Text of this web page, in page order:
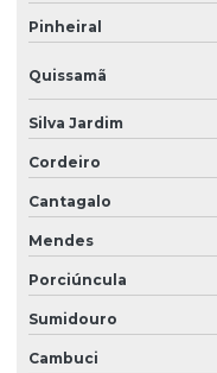
Fornecedores de biscoitos
Fornecedores de
Fornecedores de
Mercado online
Papel toalha interfolha
Papel toalha
Produtos de limpeza
Supermercado online
Pinheiral
Quissamã
Silva Jardim
Cordeiro
Cantagalo
Mendes
Porciúncula
Sumidouro
Cambuci